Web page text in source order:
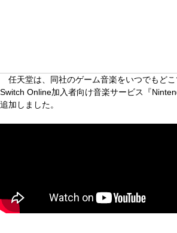
任天堂は、同社のゲーム音楽をいつでもど
Switch Online加入者向け音楽サービス『
追加しました。